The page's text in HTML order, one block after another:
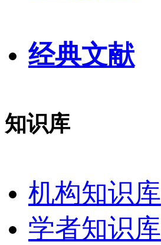
经典文献
知识库
机构知识库
学者知识库